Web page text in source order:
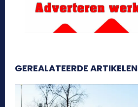
GEREALATEERDE ARTIKELEN